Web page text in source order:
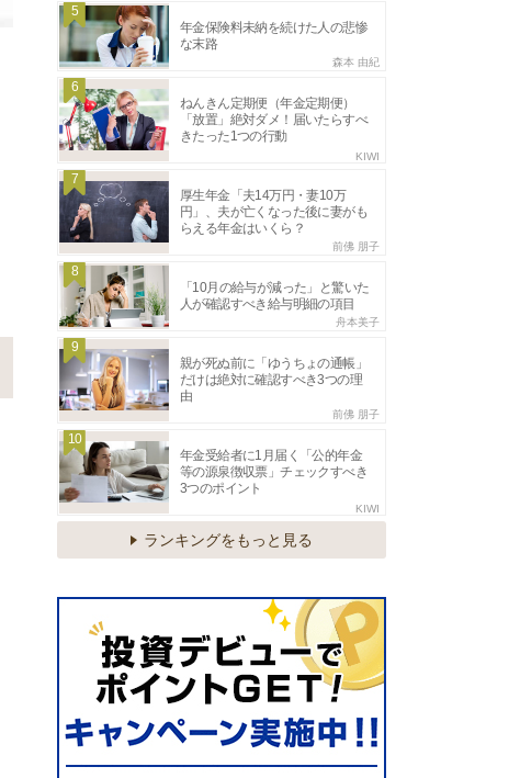
5
年金保険料未納を続けた人の悲惨
な末路
森本 由紀
6
ねんきん定期便（年金定期便）
「放置」絶対ダメ！届いたらすべ
きたった1つの行動
KIWI
7
厚生年金「夫14万円・妻10万
円」、夫が亡くなった後に妻がも
らえる年金はいくら？
前佛 朋子
8
「10月の給与が減った」と驚いた
人が確認すべき給与明細の項目
舟本美子
9
親が死ぬ前に「ゆうちょの通帳」
だけは絶対に確認すべき3つの理
由
前佛 朋子
10
年金受給者に1月届く「公的年金
等の源泉徴収票」チェックすべき
3つのポイント
KIWI
ランキングをもっと見る